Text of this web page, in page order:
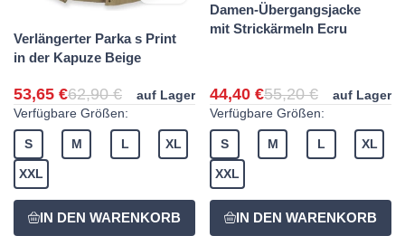
Verlängerter Parka s Print
in der Kapuze Beige
53,65 €62,90 €
auf Lager
Verfügbare Größen:
S M L XL
XXL
Damen-Übergangsjacke
mit Strickärmeln Ecru
44,40 €55,20 €
auf Lager
Verfügbare Größen:
S M L XL
XXL